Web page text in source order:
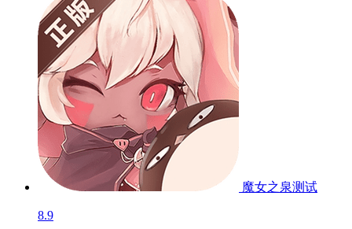
魔女之泉测试
8.9